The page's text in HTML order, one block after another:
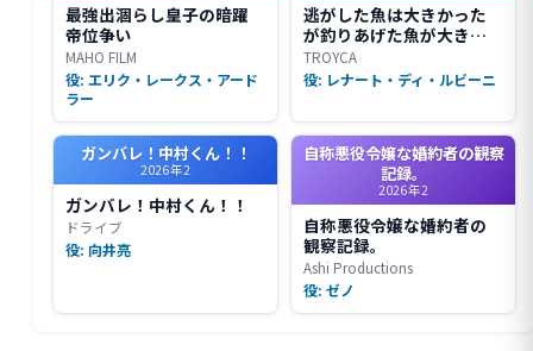
最強出涸らし皇子の暗躍
帝位争い
MAHO FILM
役: エリク・レークス・アード
ラー
逃がした魚は大きかった
が釣りあげた魚が大きす
ぎた件
TROYCA
役: レナート・ディ・ルビーニ
ガンバレ！中村くん！！
2026年2
ガンバレ！中村くん！！
ドライブ
役: 向井亮
自称悪役令嬢な婚約者の観察
記録。
2026年2
自称悪役令嬢な婚約者の
観察記録。
Ashi Productions
役: ゼノ